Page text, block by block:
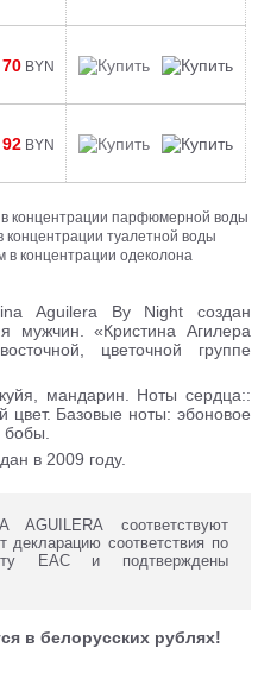
70 BYN
92 BYN
концентрации парфюмерной воды
туалетной воды
концентрации одеколона
Aguilera By Night создан
мужчин. «Кристина Агилера
цветочной группе
мандарин. Ноты сердца::
цвет. Базовые ноты: эбоновое
в 2009 году.
AGUILERA соответствуют
декларацию соответствия по
ЕАС и подтверждены
в белорусских рублях!